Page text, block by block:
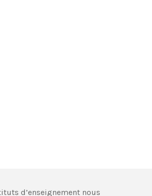
d’enseignement nous